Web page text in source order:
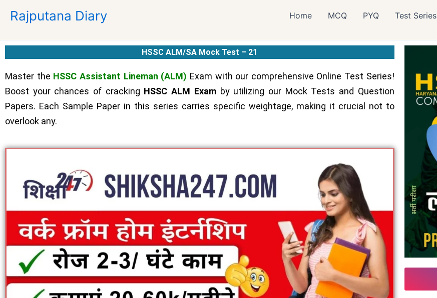
Rajputana Diary Home MCQ PYQ Test Series
HSSC ALM/SA Mock Test – 21
Master the HSSC Assistant Lineman (ALM) Exam with our comprehensive Online Test Series!
Boost your chances of cracking HSSC ALM Examby utilizing our Mock Tests and Question
Papers. Each Sample Paper in this series carries specific weightage, making it crucial not to
overlook any.